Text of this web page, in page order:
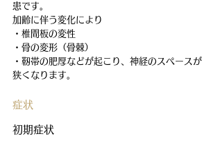
患です。
加齢に伴う変化により
・椎間板の変性
・骨の変形（骨棘）
・靭帯の肥厚などが起こり、神経のスペースが
狭くなります。
症状
初期症状